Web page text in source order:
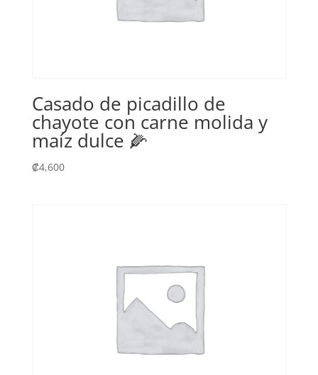
Casado de picadillo de
chayote con carne molida y
maíz dulce 🌽
₡4,600